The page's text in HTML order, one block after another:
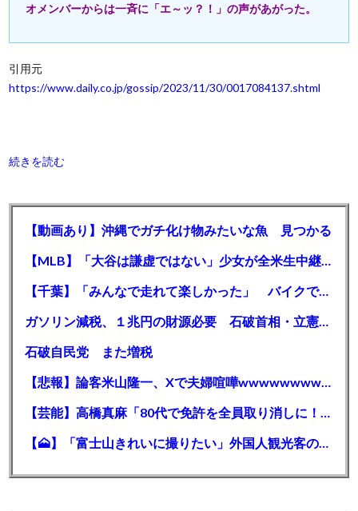
オメンバーからは一斉に「エ～ッ？！」の声があがった。
引用元
https://www.daily.co.jp/gossip/2023/11/30/0017084137.shtml
続きを読む
【動画あり】沖縄でガチ化け物みたいな魚 見つかる
【MLB】「大谷は謙虚ではない」少女が全米生中継で突然の大谷翔平批判 サイン無視された過去明かす
【千葉】「みんなで走れて楽しかった」 バイクでバースデー集団暴走 男女５７人を書類送検 SNSで参加者募る
ガソリン減税、１兆円の財源必要 石破首相・立憲野田氏「財源は死に物狂いで確保しなければならない」「本当に死に物狂いで」
石破自民党 また増税
【悲報】論客米山隆一、Xで夫婦喧嘩wwwwwwwwwwww
【芸能】高橋真麻「80代で免許を全員取り消しに！」 高齢ドライバーの事故問題で、高齢者の運転免許取り消し法を提案
【🗻】「富士山きれいに撮りたい」外国人観光客のレンタカー事故が急増…「ハンドルが逆で慣れず」、道の狭さも